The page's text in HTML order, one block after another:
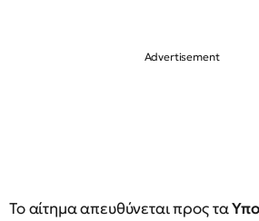
Το αίτημα απευθύνεται προς τα